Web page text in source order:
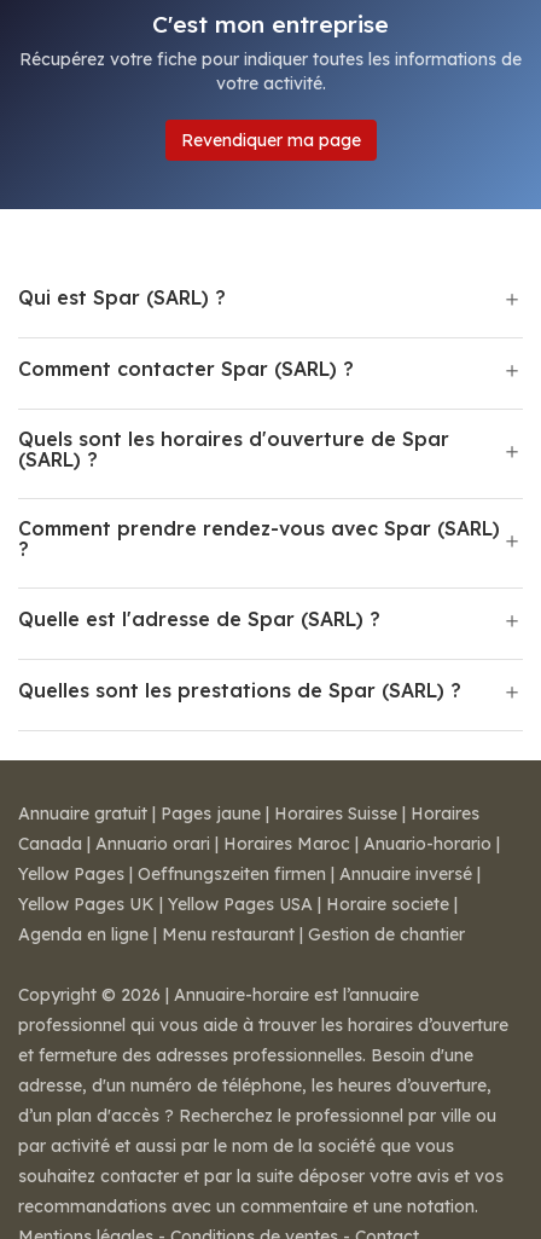
C'est mon entreprise
Récupérez votre fiche pour indiquer toutes les informations de
votre activité.
Revendiquer ma page
Qui est Spar (SARL) ?
Comment contacter Spar (SARL) ?
Quels sont les horaires d'ouverture de Spar
(SARL) ?
Comment prendre rendez-vous avec Spar (SARL)
?
Quelle est l'adresse de Spar (SARL) ?
Quelles sont les prestations de Spar (SARL) ?
Annuaire gratuit | Pages jaune | Horaires Suisse | Horaires
Canada | Annuario orari | Horaires Maroc | Anuario-horario |
Yellow Pages | Oeffnungszeiten firmen | Annuaire inversé |
Yellow Pages UK | Yellow Pages USA | Horaire societe |
Agenda en ligne | Menu restaurant | Gestion de chantier
Copyright © 2026 | Annuaire-horaire est l’annuaire
professionnel qui vous aide à trouver les horaires d’ouverture
et fermeture des adresses professionnelles. Besoin d'une
adresse, d'un numéro de téléphone, les heures d’ouverture,
d’un plan d'accès ? Recherchez le professionnel par ville ou
par activité et aussi par le nom de la société que vous
souhaitez contacter et par la suite déposer votre avis et vos
recommandations avec un commentaire et une notation.